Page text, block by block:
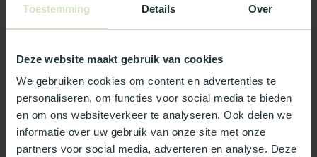
Toestemming Details Over
Deze website maakt gebruik van cookies
We gebruiken cookies om content en advertenties te
personaliseren, om functies voor social media te bieden
en om ons websiteverkeer te analyseren. Ook delen we
informatie over uw gebruik van onze site met onze
partners voor social media, adverteren en analyse. Deze
Productomschrijving
Specificaties
Reviews